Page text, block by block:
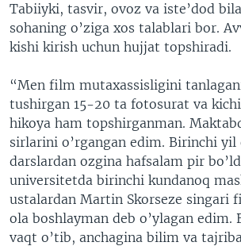
Tabiiyki, tasvir, ovoz va iste’dod
sohaning o’ziga xos talablari bor.
kishi kirish uchun hujjat topshiradi.
“Men film mutaxassisligini
tushirgan 15-20 ta fotosurat va
hikoya ham topshirganman.
sirlarini o’rgangan edim. Birinchi yil
darslardan ozgina hafsalam pir
universitetda birinchi kundanoq
ustalardan Martin Skorseze singari
ola boshlayman deb o’ylagan edim.
vaqt o’tib, anchagina bilim va